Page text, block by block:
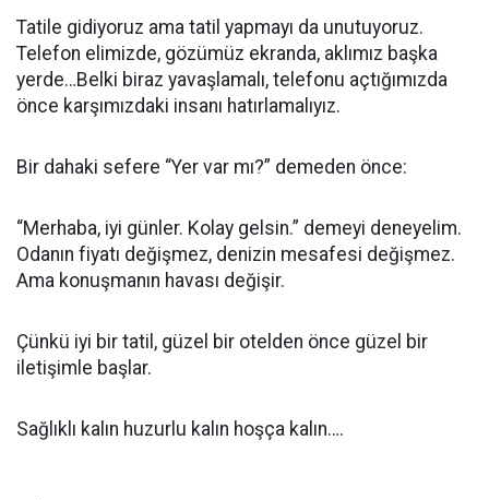
Tatile gidiyoruz ama tatil yapmayı da unutuyoruz.
Telefon elimizde, gözümüz ekranda, aklımız başka
yerde…Belki biraz yavaşlamalı, telefonu açtığımızda
önce karşımızdaki insanı hatırlamalıyız.
Bir dahaki sefere “Yer var mı?” demeden önce:
“Merhaba, iyi günler. Kolay gelsin.” demeyi deneyelim.
Odanın fiyatı değişmez, denizin mesafesi değişmez.
Ama konuşmanın havası değişir.
Çünkü iyi bir tatil, güzel bir otelden önce güzel bir
iletişimle başlar.
Sağlıklı kalın huzurlu kalın hoşça kalın….